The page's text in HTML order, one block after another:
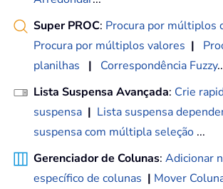
Super PROC: Procura por múltiplos
Procura por múltiplos valores |
planilhas
| Correspondência Fuzzy
Lista Suspensa Avançada: Crie
suspensa | Lista suspensa
suspensa com múltipla seleção ...
Gerenciador de Colunas: Adicionar
específico de colunas | Mover